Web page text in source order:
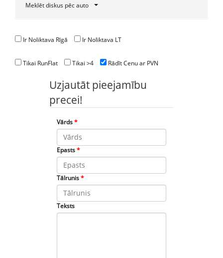
Meklēt diskus pēc auto
Ir Noliktava Rīgā Ir Noliktava LT
Tikai RunFlat Tikai >4 Rādīt Cenu ar PVN
Uzjautāt pieejamību
precei!
Vārds*
Epasts*
Tālrunis*
Teksts